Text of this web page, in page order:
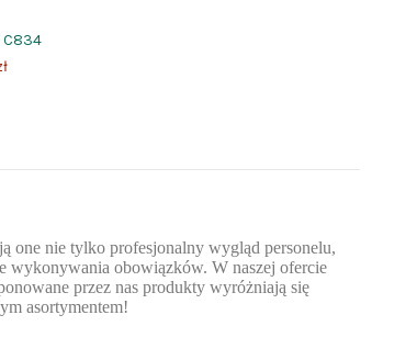
C834
one nie tylko profesjonalny wygląd personelu,
wykonywania obowiązków. W naszej ofercie
przez nas produkty wyróżniają się
asortymentem!